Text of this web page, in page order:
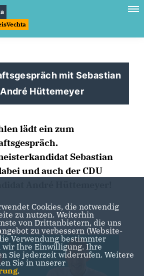
mit Sebastian
Hüttemeyer
lädt ein zum
Sebastian
und auch der CDU
André Hüttemeyer!
Cookies, die notwendig
zu nutzen. Weiterhin
von Drittanbietern, die uns
zu verbessern (Website-
Verwendung bestimmter
wir Ihre Einwilligung. Ihre
Sie jederzeit widerrufen. Weitere
Sie in unserer
.